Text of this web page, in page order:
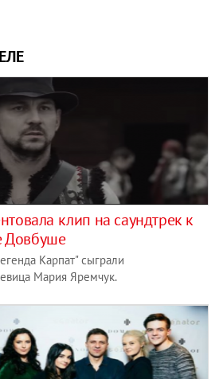
клип на саундтрек к
Довбуше
Карпат" сыграли
Мария Яремчук.